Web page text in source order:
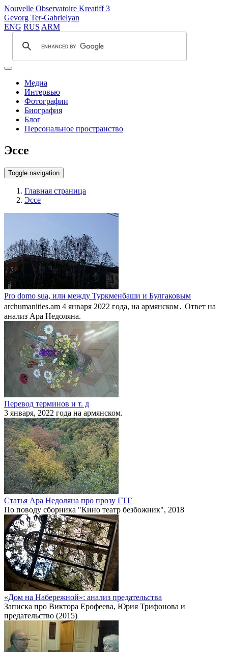
Nouvelle Observatoire Kreatiff 3
Gevorg Ter-Gabrielyan
ENG RUS ARM
Медиа
Интервью
Фотографии
Биография
Блог
Персональное пространство
Эссе
Toggle navigation
Главная страница
Эссе
Pro domo sua, или между Туркменбаши и Булгаковым
archumanities.am 4 января 2022 года, на армянском․ Ответ на
анализ Ара Недоляна.
Перевод терминов и т. д
3 января, 2022 года на армянском.
Статья Ара Недоляна про прозу ГТГ
По поводу сборника "Кино театр безбожник", 2018
«Дом на Набережной»: анализ предательства
Записка про Виктора Ерофеева, Юрия Трифонова и
предательство (2015)